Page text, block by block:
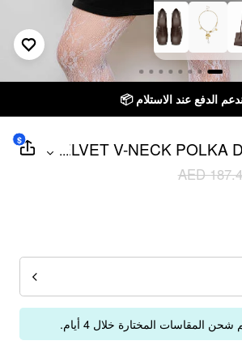
الدفع عند الاستلام 📦
VELVET V-NECK POLKA
...
AED
$
المقاسات المختارة خلال 4 أيام.